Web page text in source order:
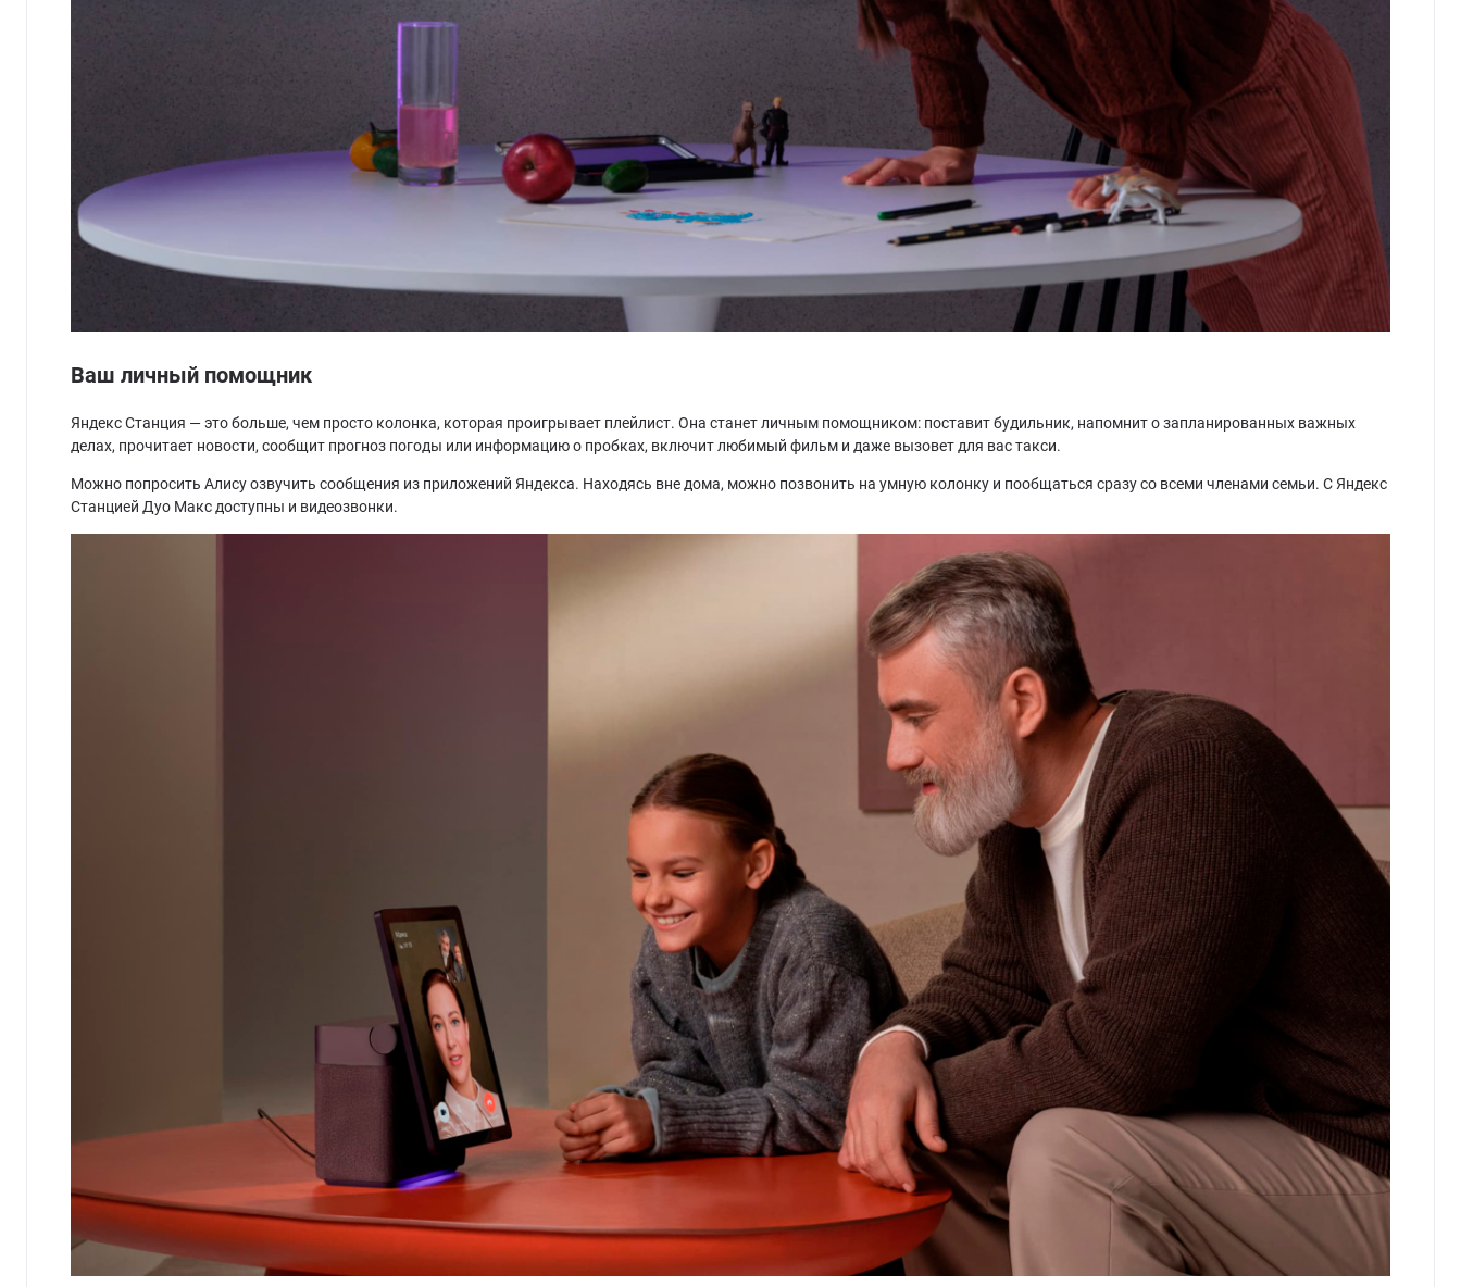
Ваш личный помощник
Яндекс Станция — это больше, чем просто колонка, которая проигрывает плейлист. Она станет личным помощником: поставит будильник, напомнит о запланированных важных
делах, прочитает новости, сообщит прогноз погоды или информацию о пробках, включит любимый фильм и даже вызовет для вас такси.
Можно попросить Алису озвучить сообщения из приложений Яндекса. Находясь вне дома, можно позвонить на умную колонку и пообщаться сразу со всеми членами семьи. С Яндекс
Станцией Дуо Макс доступны и видеозвонки.